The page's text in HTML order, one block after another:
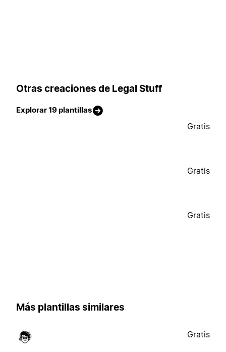
Otras creaciones de Legal Stuff
Explorar 19 plantillas
Gratis
Gratis
Gratis
Más plantillas similares
Gratis